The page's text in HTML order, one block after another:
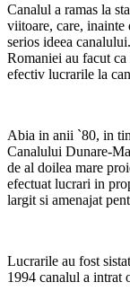
Canalul a ramas la
viitoare, care, inainte
serios ideea
Romaniei au facut ca
efectiv lucrarile la
Abia in anii `80, in
Canalului Dunare-
de al doilea mare
efectuat lucrari in
largit si amenajat
Lucrarile au fost
1994 canalul a intrat